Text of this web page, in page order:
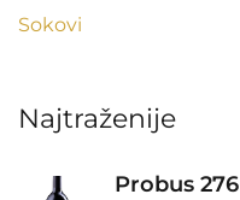
Sokovi
Najtraženije
Probus 276